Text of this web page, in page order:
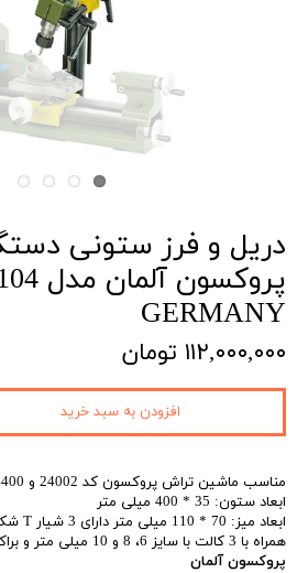
دریل و فرز ستونی
پروکسون
GERMANY
۱۱۲,۰۰۰,۰۰۰ تومان
مناسب ماشین تراش پروکسون کد 24002 و 24400
ابعاد ستون: 35 * 400 میلی متر
ابعاد میز: 70 * 110 میلی متر دارای 3 شیار T شکل
همراه با 3 کالت با سایز 6، 8 و 10 میلی متر و براکت و بست جهت نصب
پروکسون آلمان
افزودن به سبد خرید